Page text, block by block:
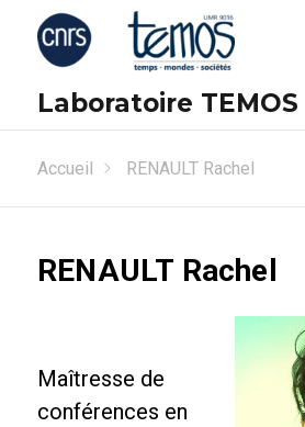
Laboratoire TEMOS
Accueil RENAULT Rachel
RENAULT Rachel
Maîtresse de
conférences en